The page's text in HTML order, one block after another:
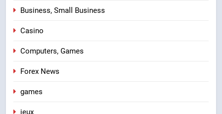
Business, Small Business
Casino
Computers, Games
Forex News
games
jeux